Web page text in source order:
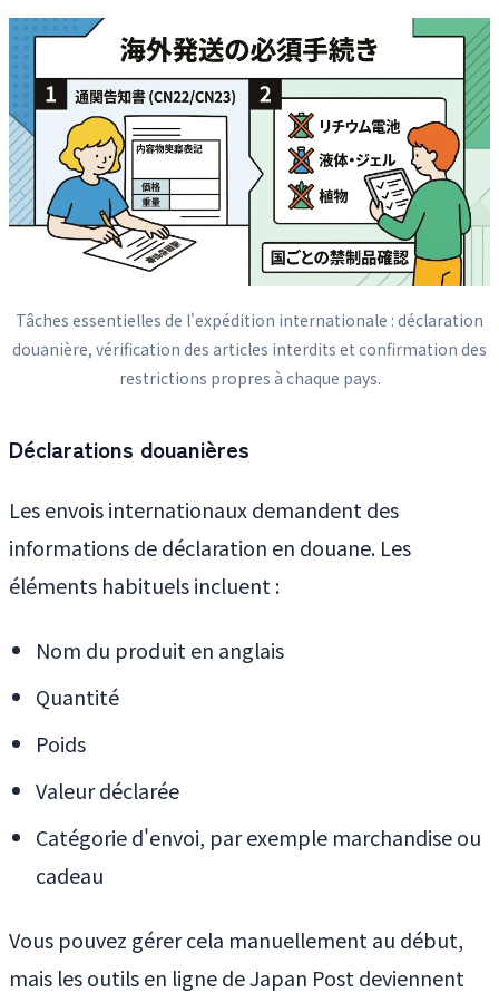
Tâches essentielles de l'expédition internationale : déclaration
douanière, vérification des articles interdits et confirmation des
restrictions propres à chaque pays.
Déclarations douanières
Les envois internationaux demandent des
informations de déclaration en douane. Les
éléments habituels incluent :
Nom du produit en anglais
Quantité
Poids
Valeur déclarée
Catégorie d'envoi, par exemple marchandise ou
cadeau
Vous pouvez gérer cela manuellement au début,
mais les outils en ligne de Japan Post deviennent